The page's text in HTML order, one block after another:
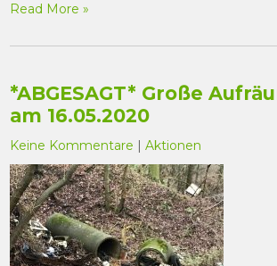
Read More »
*ABGESAGT* Große
am 16.05.2020
Keine Kommentare |Aktionen